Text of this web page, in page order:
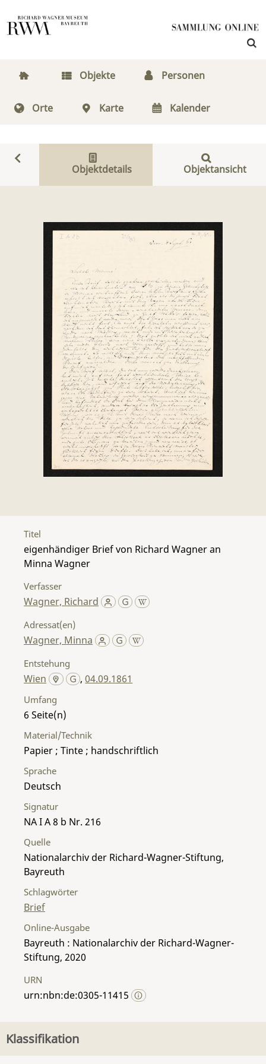
Objekte Personen
Orte Karte Kalender
Objektdetails Objektansicht
Titel
eigenhändiger Brief von Richard Wagner an
Minna Wagner
Verfasser
Wagner, Richard
Adressat(en)
Wagner, Minna
Entstehung
Wien ,04.09.1861
Umfang
6
Material/Technik
Papier ; Tinte ; handschriftlich
Sprache
Deutsch
Signatur
NA I A 8 b Nr. 216
Quelle
Nationalarchiv der Richard-Wagner-Stiftung,
Bayreuth
Schlagwörter
Brief
Online-Ausgabe
Bayreuth : Nationalarchiv der Richard-Wagner-
Stiftung, 2020
URN
urn:nbn:de:0305-11415
Klassifikation